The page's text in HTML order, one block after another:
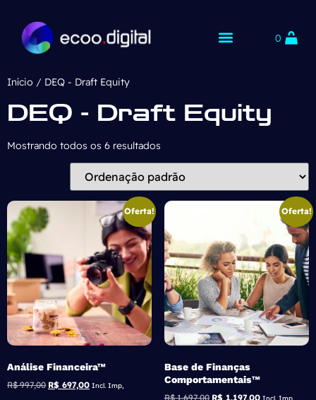
0
Início / DEQ - Draft Equity
DEQ - Draft Equity
Mostrando todos os 6 resultados
Oferta!
Análise Financeira™
R$997,00 R$ 697,00 Incl. Imp,
Oferta!
Base de Finanças
Comportamentais™
R$1.697,00 R$ 1.197,00 Incl. Imp,